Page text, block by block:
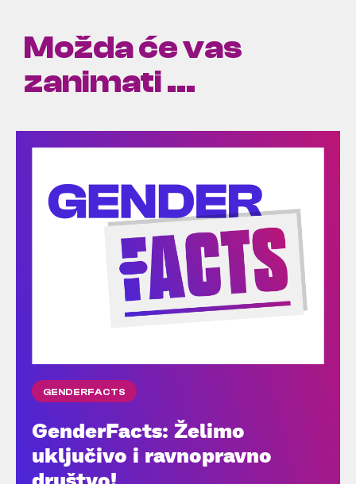
Možda će vas
zanimati ...
GENDERFACTS
GenderFacts: Želimo
uključivo i ravnopravno